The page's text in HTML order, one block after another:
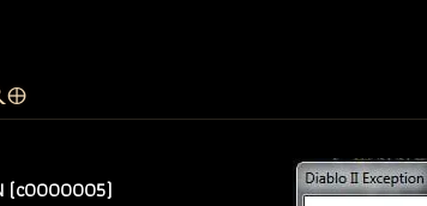
(c0000005)